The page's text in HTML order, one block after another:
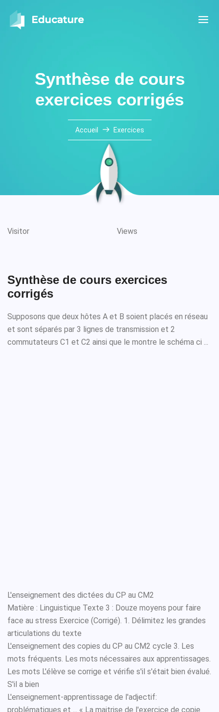
Synthèse de cours
exercices corrigés
Accueil Exercices
Visitor Views
Synthèse de cours exercices
corrigés
Supposons que deux hôtes A et B soient placés en réseau
et sont séparés par 3 lignes de transmission et 2
commutateurs C1 et C2 ainsi que le montre le schéma ci ...
L'enseignement des dictées du CP au CM2
Matière : Linguistique Texte 3 : Douze moyens pour faire
face au stress Exercice (Corrigé). 1. Délimitez les grandes
articulations du texte
L'enseignement des copies du CP au CM2 cycle 3. Les
mots fréquents. Les mots nécessaires aux apprentissages.
Les mots L'élève se corrige et vérifie s'il s'était bien évalué.
S'il a bien
L'enseignement-apprentissage de l'adjectif:
problématiques et ... « La maitrise de l'exercice de copie